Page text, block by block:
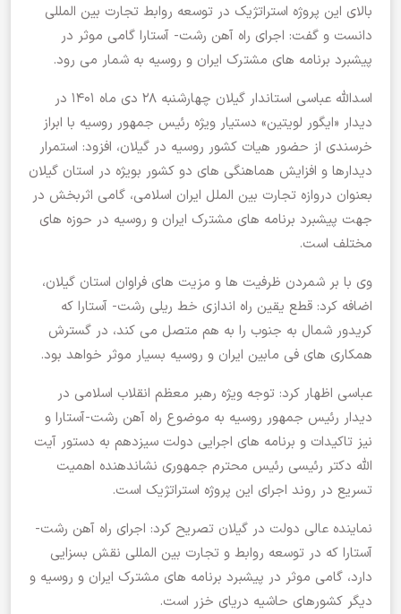
بالای این پروژه استراتژیک در توسعه روابط تجارت بین المللی
دانست و گفت: اجرای راه آهن رشت- آستارا گامی موثر در
پیشبرد برنامه های مشترک ایران و روسیه به شمار می رود.
اسدالله عباسی استاندار گیلان چهارشنبه ۲۸ دی ماه ۱۴۰۱ در
دیدار «ایگور لویتین» دستیار ویژه رئیس جمهور روسیه با ابراز
خرسندی از حضور هیات کشور روسیه در گیلان، افزود: استمرار
دیدارها و افزایش هماهنگی های دو کشور بویژه در استان گیلان
بعنوان دروازه تجارت بین الملل ایران اسلامی، گامی اثربخش در
جهت پیشبرد برنامه های مشترک ایران و روسیه در حوزه های
مختلف است.
وی با بر شمردن ظرفیت ها و مزیت های فراوان استان گیلان،
اضافه کرد: قطع یقین راه اندازی خط ریلی رشت- آستارا که
کریدور شمال به جنوب را به هم متصل می کند، در گسترش
همکاری های فی مابین ایران و روسیه بسیار موثر خواهد بود.
عباسی اظهار کرد: توجه ویژه رهبر معظم انقلاب اسلامی در
دیدار رئیس جمهور روسیه به موضوع راه آهن رشت-آستارا و
نیز تاکیدات و برنامه های اجرایی دولت سیزدهم به دستور آیت
الله دکتر رئیسی رئیس محترم جمهوری نشاندهنده اهمیت
تسریع در روند اجرای این پروژه استراتژیک است.
نماینده عالی دولت در گیلان تصریح کرد: اجرای راه آهن رشت-
آستارا که در توسعه روابط و تجارت بین المللی نقش بسزایی
دارد، گامی موثر در پیشبرد برنامه های مشترک ایران و روسیه و
دیگر کشورهای حاشیه دریای خزر است.